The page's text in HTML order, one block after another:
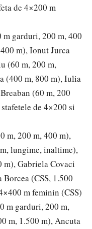
de 4×200 m
garduri, 200 m, 400
m), Ionut Jurca
(60 m, 200 m,
(400 m, 800 m), Iulia
(60 m, 200
de 4×200 si
m, 200 m, 400 m),
lungime, inaltime),
m), Gabriela Covaci
Borcea (CSS, 1.500
m feminin (CSS)
m garduri, 200 m,
m, 1.500 m), Ancuta